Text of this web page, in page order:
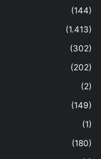
(144)
(1.413)
(302)
(202)
(2)
(149)
(1)
(180)